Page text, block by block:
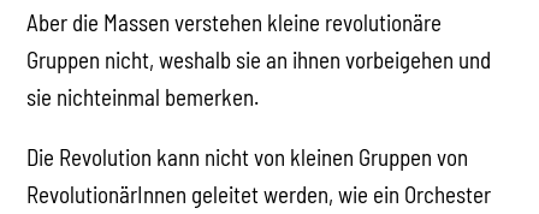
Aber die Massen verstehen kleine revolutionäre
Gruppen nicht, weshalb sie an ihnen vorbeigehen und
sie nichteinmal bemerken.
Die Revolution kann nicht von kleinen Gruppen von
RevolutionärInnen geleitet werden, wie ein Orchester